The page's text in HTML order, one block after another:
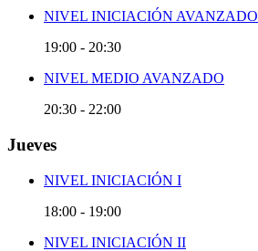
NIVEL INICIACIÓN AVANZADO
19:00 - 20:30
NIVEL MEDIO AVANZADO
20:30 - 22:00
Jueves
NIVEL INICIACIÓN I
18:00 - 19:00
NIVEL INICIACIÓN II